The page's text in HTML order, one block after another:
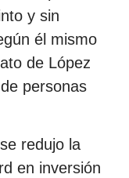
y sin
él mismo
de López
personas
redujo la
en inversión